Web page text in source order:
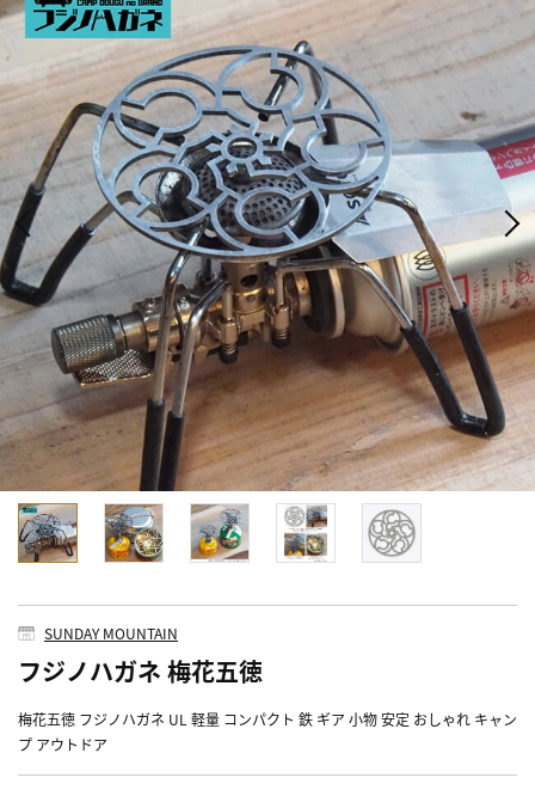
SUNDAY MOUNTAIN
フジノハガネ 梅花五徳
梅花五徳 フジノハガネ UL 軽量 コンパクト 鉄 ギア 小物 安定 おしゃれ キャン
プ アウトドア